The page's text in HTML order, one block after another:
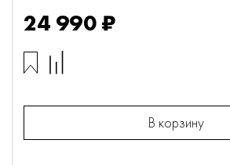
24 990 ₽
В корзину